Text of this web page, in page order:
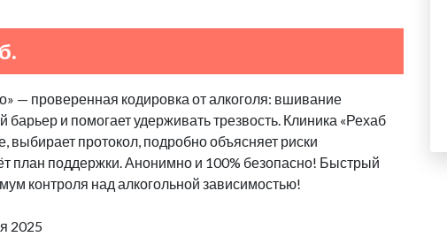
— проверенная кодировка от алкоголя: вшивание
и помогает удерживать трезвость. Клиника «Рехаб
выбирает протокол, подробно объясняет риски
план поддержки. Анонимно и 100% безопасно! Быстрый
контроля над алкогольной зависимостью!
2025